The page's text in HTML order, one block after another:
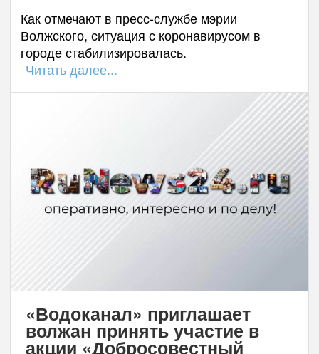
Как отмечают в пресс-службе мэрии
Волжского, ситуация с коронавирусом в
городе стабилизировалась.
Читать далее...
«Водоканал» приглашает
волжан принять участие в
акции «Добросовестный